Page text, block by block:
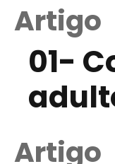
Artigo
01-
Artigo